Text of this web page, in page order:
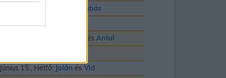
Barnabás
ésAntal
Június 15., Hétfő: Jolán ésVid